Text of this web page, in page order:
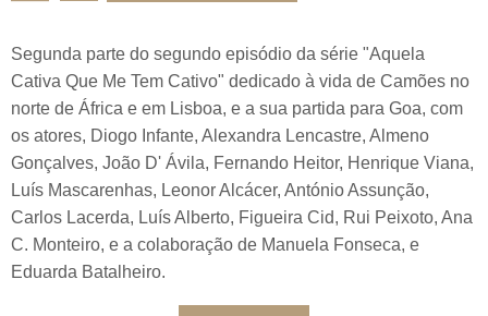
Segunda parte do segundo episódio da série "Aquela
Cativa Que Me Tem Cativo" dedicado à vida de Camões no
norte de África e em Lisboa, e a sua partida para Goa, com
os atores, Diogo Infante, Alexandra Lencastre, Almeno
Gonçalves, João D' Ávila, Fernando Heitor, Henrique Viana,
Luís Mascarenhas, Leonor Alcácer, António Assunção,
Carlos Lacerda, Luís Alberto, Figueira Cid, Rui Peixoto, Ana
C. Monteiro, e a colaboração de Manuela Fonseca, e
Eduarda Batalheiro.